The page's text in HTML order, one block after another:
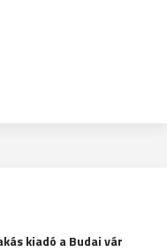
kiadó a Budai vár